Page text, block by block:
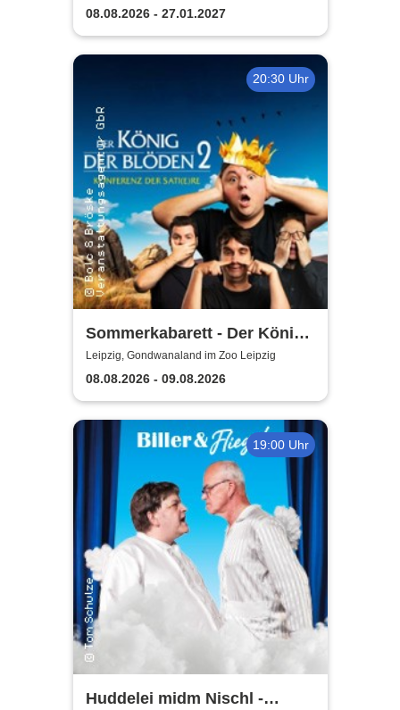
08.08.2026 - 27.01.2027
20:30 Uhr
Sommerkabarett - Der König
der Blöden 2 | Central
Kabarett Leipzig
Leipzig, Gondwanaland im Zoo Leipzig
08.08.2026 - 09.08.2026
19:00 Uhr
Huddelei midm Nischl -